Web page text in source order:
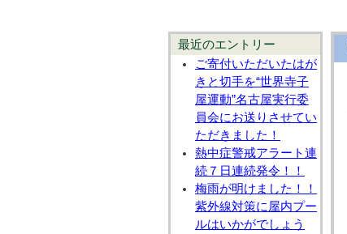
最近のエントリー
ご寄付いただいたはが
きと切手を“世界寺子
屋運動”名古屋実行委
員会にお送りさせてい
ただきました！
熱中症警戒アラート連
続７日連続発令！！
梅雨が明けました！！
紫外線対策に屋内プー
ルはいかがでしょう